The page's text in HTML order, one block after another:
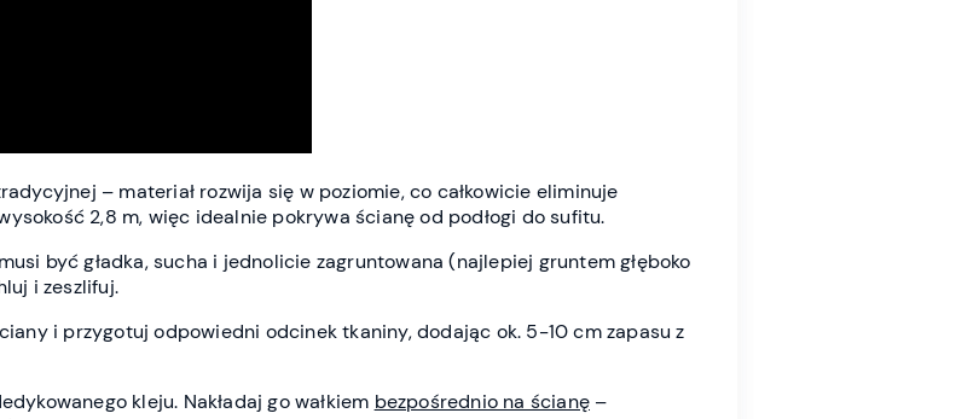
– materiał rozwija się w poziomie, co całkowicie eliminuje
2,8 m, więc idealnie pokrywa ścianę od podłogi do sufitu.
być gładka, sucha i jednolicie zagruntowana (najlepiej gruntem głęboko
i zeszlifuj.
i przygotuj odpowiedni odcinek tkaniny, dodając ok. 5-10 cm zapasu z
kleju. Nakładaj go wałkiem bezpośrednio na ścianę –